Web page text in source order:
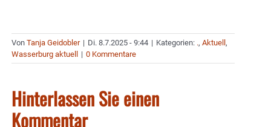
Von Tanja Geidobler | Di. 8.7.2025 - 9:44 | Kategorien: ., Aktuell ,
Wasserburg aktuell
| 0 Kommentare
Hinterlassen Sie einen
Kommentar